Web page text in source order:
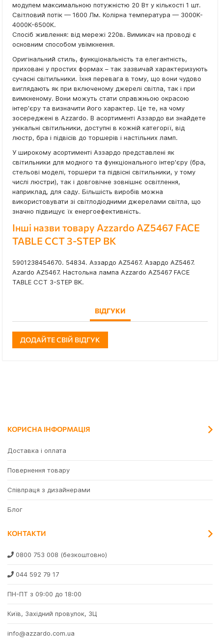
модулем максимальною потужністю 20 Вт у кількості 1 шт.
Світловий потік — 1600 Лм. Колірна температура — 3000K-
4000K-6500K.
Спосіб живлення: від мережі 220в. Вимикач на проводі є
основним способом увімкнення.
Оригінальний стиль, функціональність та елегантність,
приховані у простих формах – так зазвичай характеризують
сучасні світильники. Їхня перевага в тому, що вони чудово
виглядають як при включеному джерелі світла, так і при
вимкненому. Вони можуть стати справжньою окрасою
інтер'єру та визначити його характер. Це те, на чому
зосереджені в Azzardo. В асортименті Аззардо ви знайдете
унікальні світильники, доступні в кожній категорії, від
люстр, бра і підвісів до торшерів і настільних ламп.
У широкому асортименті Аззардо представлені як
світильники для модного та функціонального інтер'єру (бра,
стельові моделі, торшери та підвісні світильники, у тому
числі люстри), так і довговічне зовнішнє освітлення,
наприклад, для саду. Більшість виробів можна
використовувати зі світлодіодними джерелами світла, що
значно підвищує їх енергоефективність.
Інші назви товару Azzardo AZ5467 FACE
TABLE CCT 3-STEP BK
5901238454670. 54834. Аззардо AZ5467. Азардо AZ5467.
Azardo AZ5467. Настольна лампа Azzardo AZ5467 FACE
TABLE CCT 3-STEP BK.
ВІДГУКИ
ДОДАЙТЕ СВІЙ ВІДГУК
КОРИСНА ІНФОРМАЦІЯ
Доставка і оплата
Повернення товару
Співпраця з дизайнерами
Блог
КОНТАКТИ
0800 753 008 (безкоштовно)
044 592 79 17
ПН-ПТ з 09:00 до 18:00
Київ, Західний провулок, 3Ц
info@azzardo.com.ua